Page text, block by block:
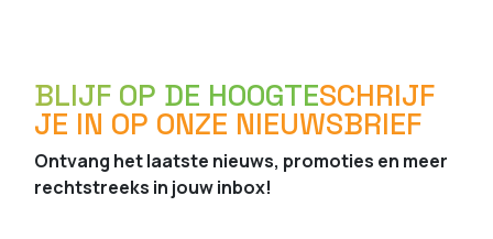
BLIJF OP DE HOOGTESCHRIJF
JE IN OP ONZE NIEUWSBRIEF
Ontvang het laatste nieuws, promoties en meer
rechtstreeks in jouw inbox!